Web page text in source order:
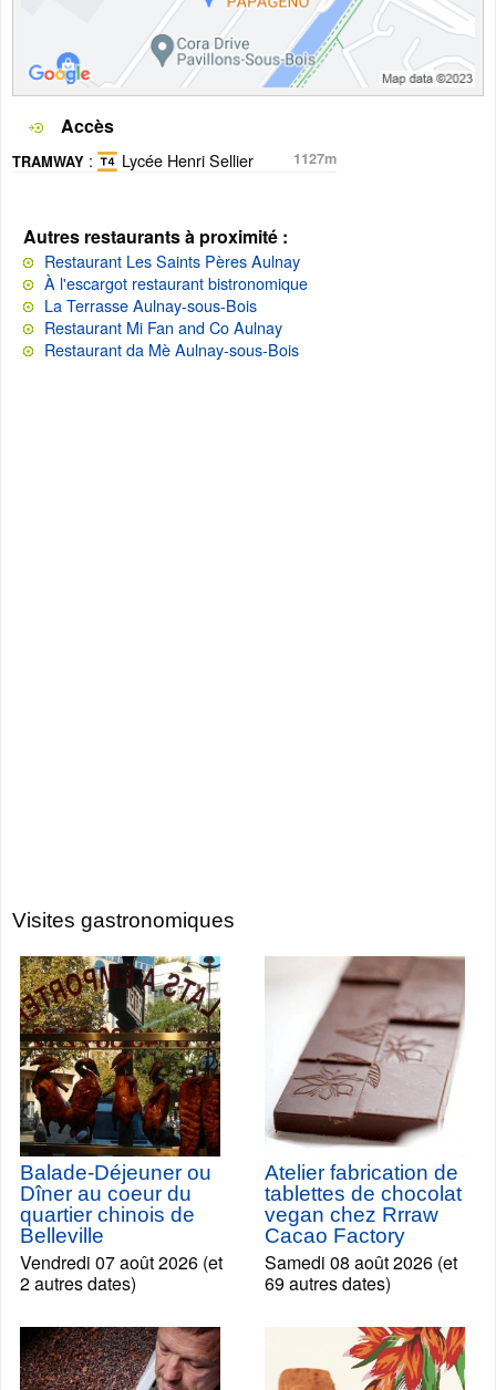
Accès
TRAMWAY : Lycée Henri Sellier 1127m
Autres restaurants à proximité :
Restaurant Les Saints Pères Aulnay
À l'escargot restaurant bistronomique
La Terrasse Aulnay-sous-Bois
Restaurant Mi Fan and Co Aulnay
Restaurant da Mè Aulnay-sous-Bois
Visites gastronomiques
Balade-Déjeuner ou
Dîner au coeur du
quartier chinois de
Belleville
Vendredi 07 août 2026 (et
2 autres dates)
Atelier fabrication de
tablettes de chocolat
vegan chez Rrraw
Cacao Factory
Samedi 08 août 2026 (et
69 autres dates)